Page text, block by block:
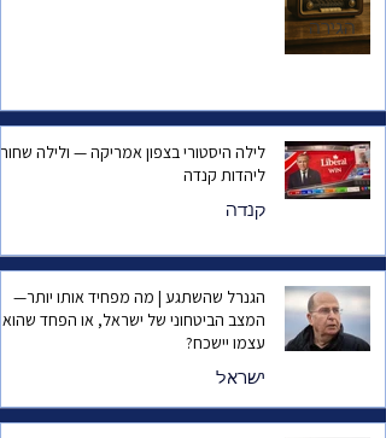
הגירה
לילה היסטורי בצפון אמריקה — ולילה שחור
ליהדות קנדה
קנדה
הגנרל שהשתגע | מה מפחיד אותו יותר—
המצב הביטחוני של ישראל, או הפחד שהוא
עצמו יישכח?
ישראל